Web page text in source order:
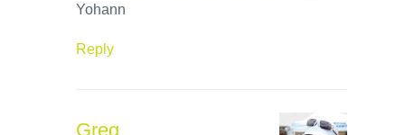
Yohann
Reply
Greg